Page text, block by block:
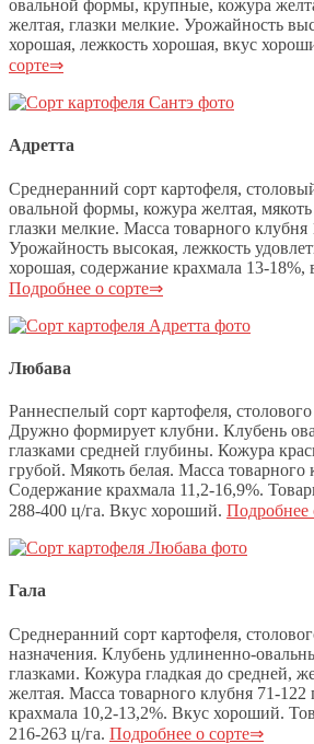
овальной формы, крупные, кожура
желтая, глазки мелкие. Урожайность
хорошая, лежкость хорошая, вкус
сорте⇒
Адретта
Среднеранний сорт картофеля,
овальной формы, кожура желтая, мякоть
глазки мелкие. Масса товарного клубня
Урожайность высокая, лежкость
хорошая, содержание крахмала 13-18%,
Подробнее о сорте⇒
Любава
Раннеспелый сорт картофеля,
Дружно формирует клубни. Клубень
глазками средней глубины. Кожура
грубой. Мякоть белая. Масса товарного
Содержание крахмала 11,2-16,9%.
288-400 ц/га. Вкус хороший. Подробнее
Гала
Среднеранний сорт картофеля,
назначения. Клубень удлиненно-
глазками. Кожура гладкая до средней,
желтая. Масса товарного клубня 71-122
крахмала 10,2-13,2%. Вкус хороший.
216-263 ц/га. Подробнее о сорте⇒